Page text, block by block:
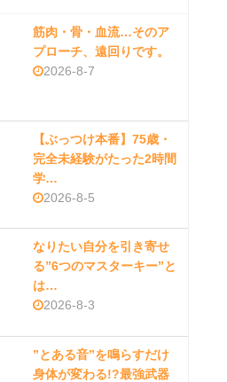
筋肉・骨・血流…そのア
プローチ、遠回りです。
2026-8-7
【ぶっつけ本番】75歳・
完全未経験がたった2時間
学…
2026-8-5
なりたい自分を引き寄せ
る”6つのマスターキー”と
は…
2026-8-3
”とある音”を鳴らすだけ
身体が変わる!?最強武器